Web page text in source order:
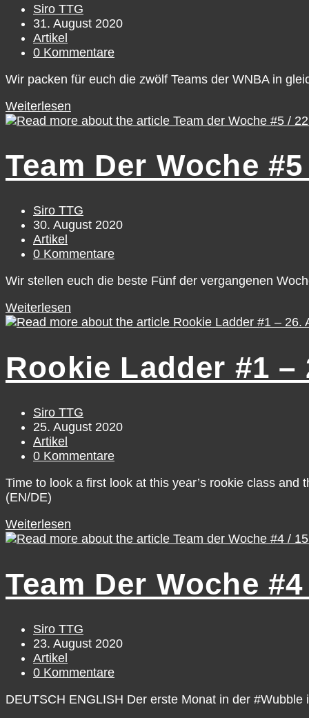
Beitrags-
Autor:
Siro TTG
Beitrag
veröffentlicht:
31. August 2020
Beitrags-
Kategorie:
Artikel
Beitrags-
0 Kommentare
Wir packen für euch die zwölf Teams der WNBA in
Weiterlesen
Power
Team Der Woche
Beitrags-
Autor:
Siro TTG
Beitrag
veröffentlicht:
30. August 2020
Beitrags-
Kategorie:
Artikel
Beitrags-
0 Kommentare
Wir stellen euch die beste Fünf der vergangenen
Weiterlesen
der
22.
–
28.
August
Rookie Ladder #1 –
Beitrags-
Autor:
Siro TTG
Beitrag
veröffentlicht:
25. August 2020
Beitrags-
Kategorie:
Artikel
Beitrags-
0 Kommentare
Time to look a first look at this year’s rookie class
(EN/DE)
Weiterlesen
Ladder
26.
August
Team Der Woche
Beitrags-
Autor:
Siro TTG
Beitrag
veröffentlicht:
23. August 2020
Beitrags-
Kategorie:
Artikel
Beitrags-
0 Kommentare
DEUTSCH ENGLISH Der erste Monat in der